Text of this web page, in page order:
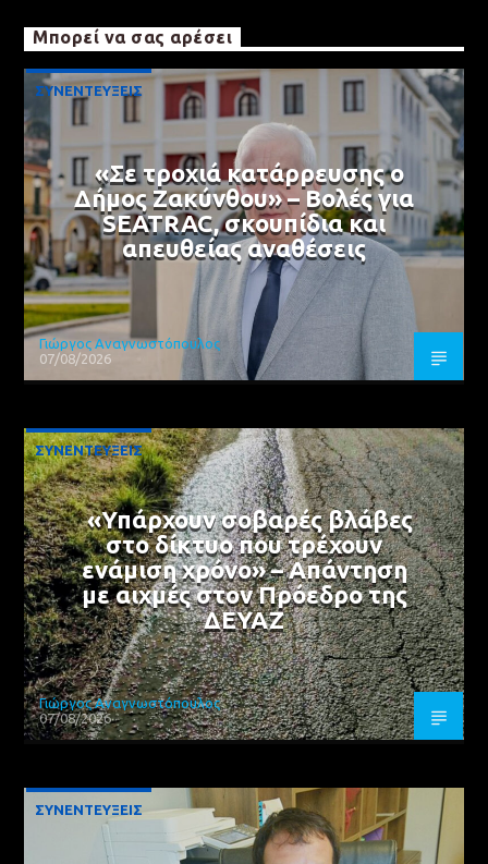
Μπορεί να σας αρέσει
ΣΥΝΕΝΤΕΥΞΕΙΣ
«Σε τροχιά κατάρρευσης ο
Δήμος Ζακύνθου» – Βολές για
SEATRAC, σκουπίδια και
απευθείας αναθέσεις
Γιώργος Αναγνωστόπουλος
07/08/2026
ΣΥΝΕΝΤΕΥΞΕΙΣ
«Υπάρχουν σοβαρές βλάβες
στο δίκτυο που τρέχουν
ενάμιση χρόνο» – Απάντηση
με αιχμές στον Πρόεδρο της
ΔΕΥΑΖ
Γιώργος Αναγνωστόπουλος
07/08/2026
ΣΥΝΕΝΤΕΥΞΕΙΣ